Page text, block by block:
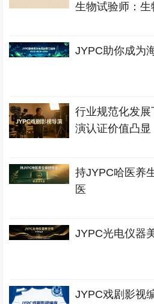
生物试验师：
JYPC助你成为
行业规范化发
演认证价值凸显
持JYPC哈医养
医
JYPC光电仪器
JYPC戏剧影视